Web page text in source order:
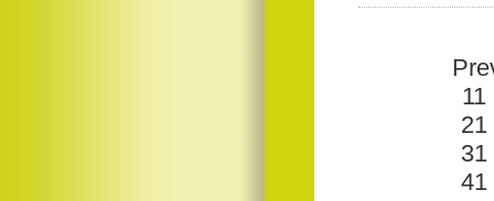
11
21
31
41